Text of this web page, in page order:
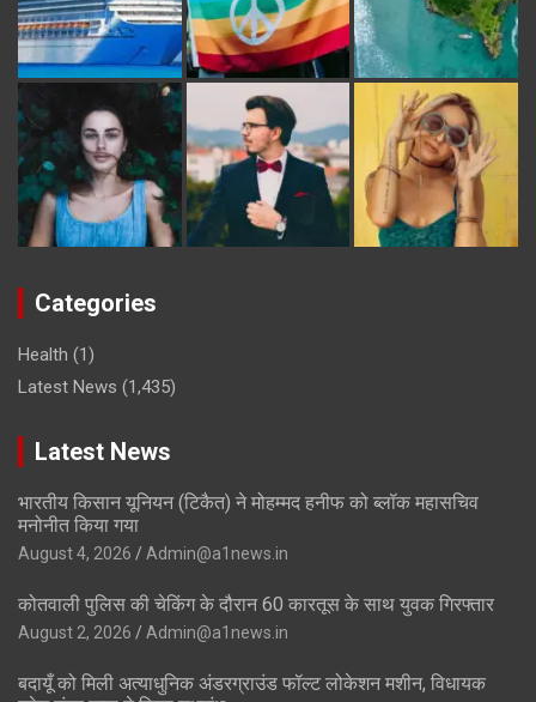
Categories
Health (1)
Latest News (1,435)
Latest News
भारतीय किसान यूनियन (टिकैत) ने मोहम्मद हनीफ को ब्लॉक महासचिव
मनोनीत किया गया
August 4, 2026 Admin@a1news.in
कोतवाली पुलिस की चेकिंग के दौरान 60 कारतूस के साथ युवक गिरफ्तार
August 2, 2026 Admin@a1news.in
बदायूँ को मिली अत्याधुनिक अंडरग्राउंड फॉल्ट लोकेशन मशीन, विधायक